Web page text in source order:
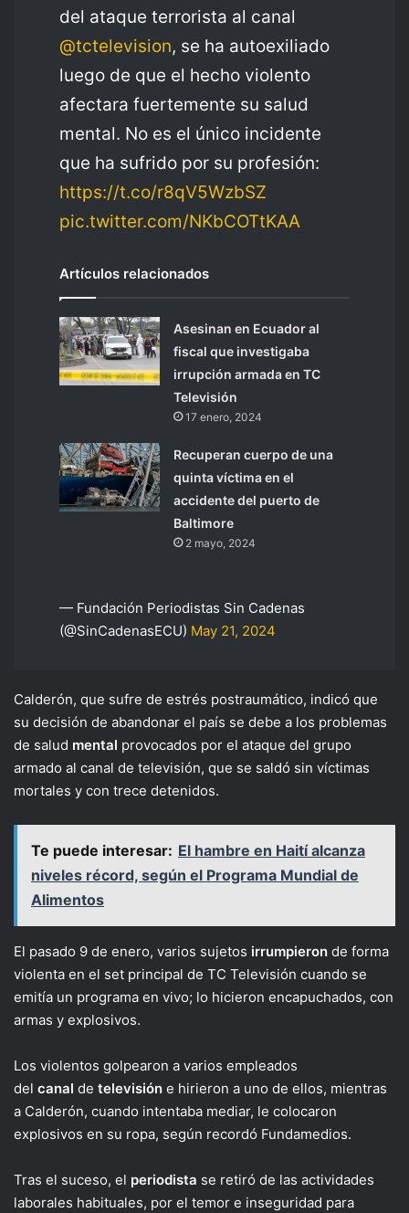
del ataque terrorista al canal
@tctelevision, se ha autoexiliado
luego de que el hecho violento
afectara fuertemente su salud
mental. No es el único incidente
que ha sufrido por su profesión:
https://t.co/r8qV5WzbSZ
pic.twitter.com/NKbCOTtKAA
Artículos relacionados
Asesinan en Ecuador al
fiscal que investigaba
irrupción armada en TC
Televisión
17 enero, 2024
Recuperan cuerpo de una
quinta víctima en el
accidente del puerto de
Baltimore
2 mayo, 2024
— Fundación Periodistas Sin Cadenas
(@SinCadenasECU) May 21, 2024
Calderón, que sufre de estrés postraumático, indicó que
su decisión de abandonar el país se debe a los problemas
de salud mental provocados por el ataque del grupo
armado al canal de televisión, que se saldó sin víctimas
mortales y con trece detenidos.
Te puede interesar: El hambre en Haití alcanza
niveles récord, según el Programa Mundial de
Alimentos
El pasado 9 de enero, varios sujetos irrumpieron de forma
violenta en el set principal de TC Televisión cuando se
emitía un programa en vivo; lo hicieron encapuchados, con
armas y explosivos.
Los violentos golpearon a varios empleados
del canal de televisión e hirieron a uno de ellos, mientras
a Calderón, cuando intentaba mediar, le colocaron
explosivos en su ropa, según recordó Fundamedios.
Tras el suceso, el periodista se retiró de las actividades
laborales habituales, por el temor e inseguridad para